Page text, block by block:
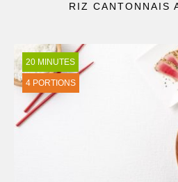
RIZ CANTONNAIS
20 MINUTES
4 PORTIONS